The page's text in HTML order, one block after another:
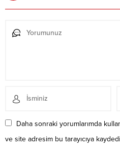
Daha sonraki yorumlarımda
ve site adresim bu tarayıcıya